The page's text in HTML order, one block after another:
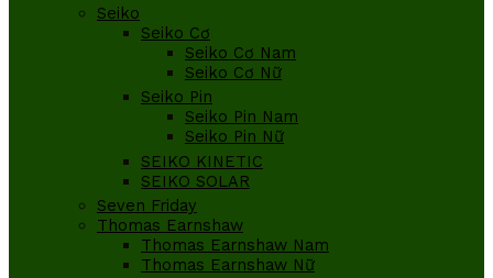
Seiko
Seiko Cơ
Seiko Cơ Nam
Seiko Cơ Nữ
Seiko Pin
Seiko Pin Nam
Seiko Pin Nữ
SEIKO KINETIC
SEIKO SOLAR
Seven Friday
Thomas Earnshaw
Thomas Earnshaw Nam
Thomas Earnshaw Nữ